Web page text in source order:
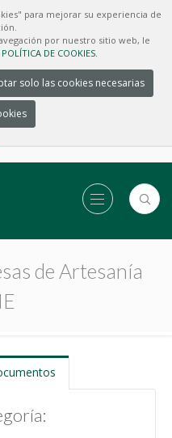
para mejorar su experiencia de
por nuestro sitio web, le
POLÍTICA DE COOKIES.
solo las cookies necesarias
de Artesanía